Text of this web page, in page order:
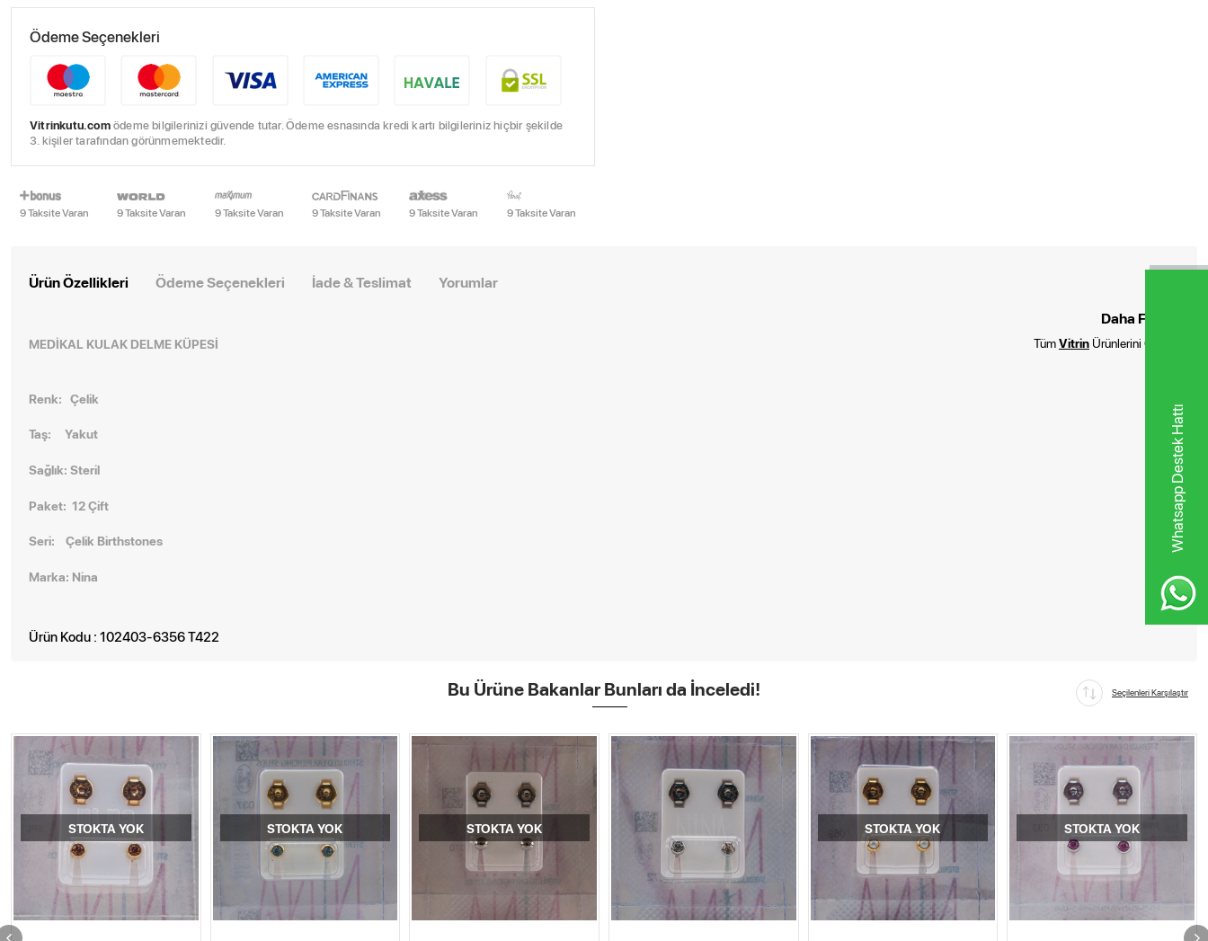
Whatsapp Destek Hattı
Ödeme Seçenekleri
Vitrinkutu.comödeme bilgilerinizi güvende tutar. Ödeme esnasında kredi kartı bilgileriniz hiçbir şekilde
3. kişiler tarafından görünmemektedir.
9 Taksite Varan 9 Taksite Varan 9 Taksite Varan 9 Taksite Varan 9 Taksite Varan 9 Taksite Varan
Ürün Özellikleri Ödeme Seçenekleri İade & Teslimat Yorumlar
MEDİKAL KULAK DELME KÜPESİ
Renk: Çelik
Taş: Yakut
Sağlık: Steril
Paket: 12 Çift
Seri: Çelik Birthstones
Marka: Nina
Daha Fazla :
TümVitrin Ürünlerini Göster
Ürün Kodu : 102403-6356 T422
Bu Ürüne Bakanlar Bunları da İnceledi! Seçilenleri Karşılaştır
STOKTA YOK STOKTA YOK STOKTA YOK STOKTA YOK